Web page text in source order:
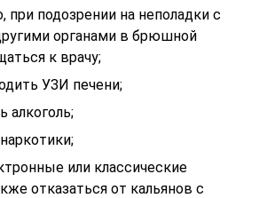
при подозрении на неполадки с
органами в брюшной
к врачу;
УЗИ печени;
алкоголь;
или классические
отказаться от кальянов с